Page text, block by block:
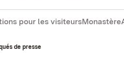
pour les visiteursMonastère
de presse